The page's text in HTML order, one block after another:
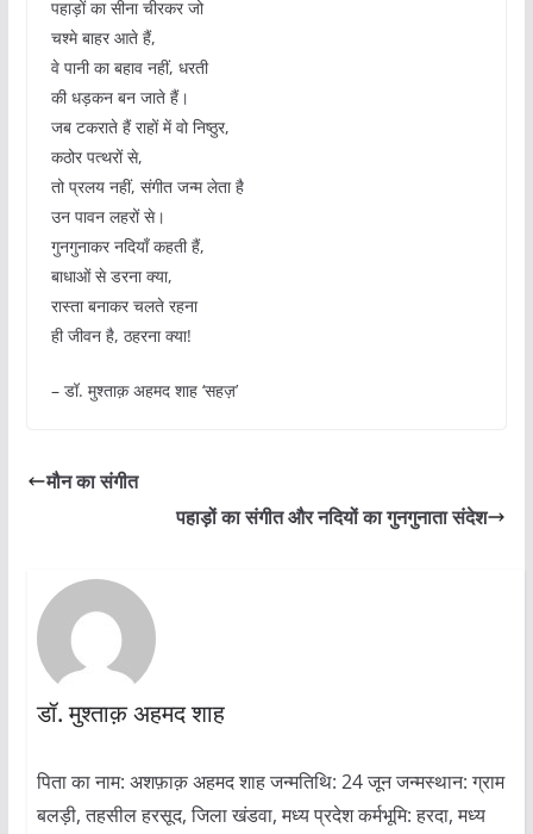
​पहाड़ों का सीना चीरकर जो
चश्मे बाहर आते हैं,
वे पानी का बहाव नहीं, धरती
की धड़कन बन जाते हैं।
जब टकराते हैं राहों में वो निष्ठुर,
कठोर पत्थरों से,
तो प्रलय नहीं, संगीत जन्म लेता है
उन पावन लहरों से।
गुनगुनाकर नदियाँ कहती हैं,
बाधाओं से डरना क्या,
रास्ता बनाकर चलते रहना
ही जीवन है, ठहरना क्या!
​– डॉ. मुश्ताक़ अहमद शाह ‘सहज़’
मौन का संगीत
पहाड़ों का संगीत और नदियों का गुनगुनाता संदेश
डॉ. मुश्ताक़ अहमद शाह
पिता का नाम: अशफ़ाक़ अहमद शाह जन्मतिथि: 24 जून जन्मस्थान: ग्राम
बलड़ी, तहसील हरसूद, जिला खंडवा, मध्य प्रदेश कर्मभूमि: हरदा, मध्य